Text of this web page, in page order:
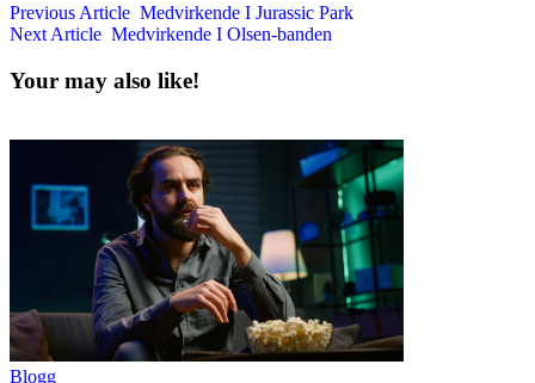
Previous Article Medvirkende I Jurassic Park
Next Article Medvirkende I Olsen-banden
Your may also like!
Blogg